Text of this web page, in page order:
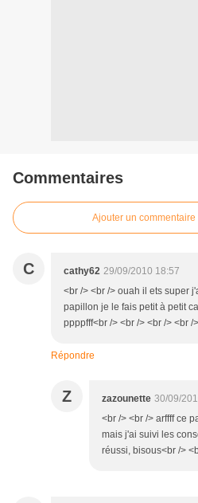
Commentaires
Ajouter un commentaire
C cathy62 29/09/2010 18:57
<br /> <br /> ouah il ets super
papillon je le fais petit à petit
ppppfff<br /> <br /> <br /> <br />
Répondre
Z zazounette 30/09/
<br /> <br /> arffff ce
mais j'ai suivi les
réussi, bisous<br />